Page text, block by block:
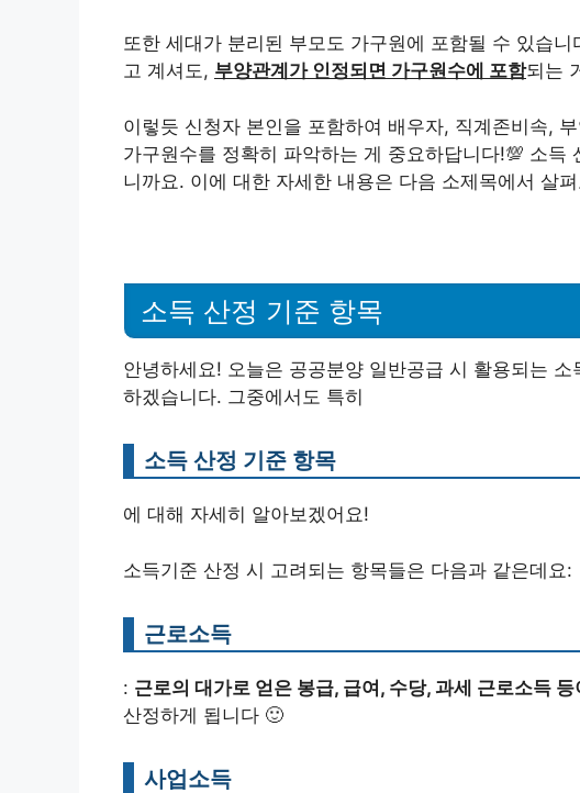
또한 세대가 분리된 부모도 가구원에 포함될 수 있습
고 계셔도, 부양관계가 인정되면 가구원수에 포함되는
이렇듯 신청자 본인을 포함하여 배우자, 직계존비속,
가구원수를 정확히 파악하는 게 중요하답니다!💯 소득
니까요. 이에 대한 자세한 내용은 다음 소제목에서 살
소득 산정 기준 항목
안녕하세요! 오늘은 공공분양 일반공급 시 활용되는
하겠습니다. 그중에서도 특히
소득 산정 기준 항목
에 대해 자세히 알아보겠어요!
소득기준 산정 시 고려되는 항목들은 다음과 같은데요:
근로소득
: 근로의 대가로 얻은 봉급, 급여, 수당, 과세 근로소득 등
산정하게 됩니다 🙂
사업소득